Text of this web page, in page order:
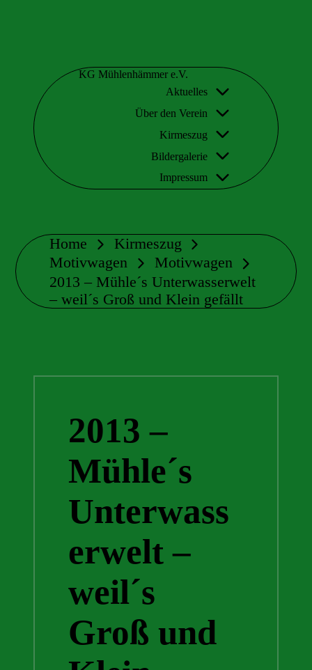
KG Mühlenhämmer e.V.
Aktuelles
Über den Verein
Kirmeszug
Bildergalerie
Impressum
Home
Kirmeszug
Motivwagen
Motivwagen
2013 – Mühle´s Unterwasserwelt
– weil´s Groß und Klein gefällt
2013 –
Mühle´s
Unterwass
erwelt –
weil´s
Groß und